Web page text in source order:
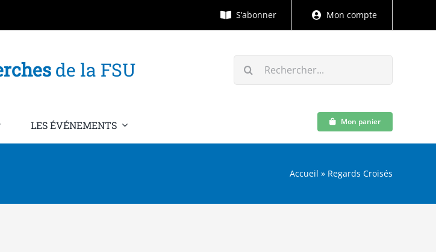
S’abonner Mon compte
de la FSU Rechercher:
LES ÉVÉNEMENTS Mon panier
Accueil » Regards Croisés